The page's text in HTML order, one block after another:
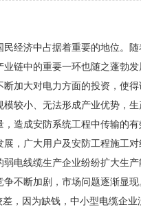
经济中占据着重要的地位。
链中的重要一环也随之蓬勃
加大对电力方面的投资，使得
较小、无法形成产业优势，
，造成安防系统工程中传输的
展，广大用户及安防工程施工
弱电线缆生产企业纷纷扩大生
不断加剧，市场问题逐渐显现
，因为缺钱，中小型电缆企